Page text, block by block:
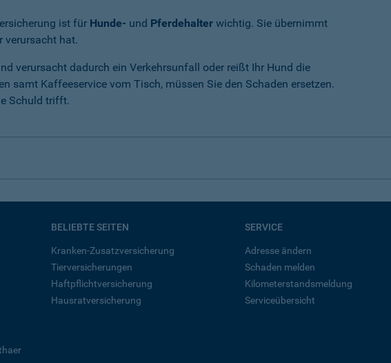
ist für Hunde- und Pferdehalter wichtig. Sie übernimmt
verursacht hat.
verursacht dadurch ein Verkehrsunfall oder reißt Ihr Hund die
samt Kaffeeservice vom Tisch, müssen Sie den Schaden ersetzen.
Schuld trifft.
BELIEBTE SEITEN
Kranken-Zusatzversicherung
Tierversicherungen
Haftpflichtversicherung
Hausratversicherung
SERVICE
Adresse ändern
Schaden melden
Kilometerstandsmeldung
Serviceübersicht